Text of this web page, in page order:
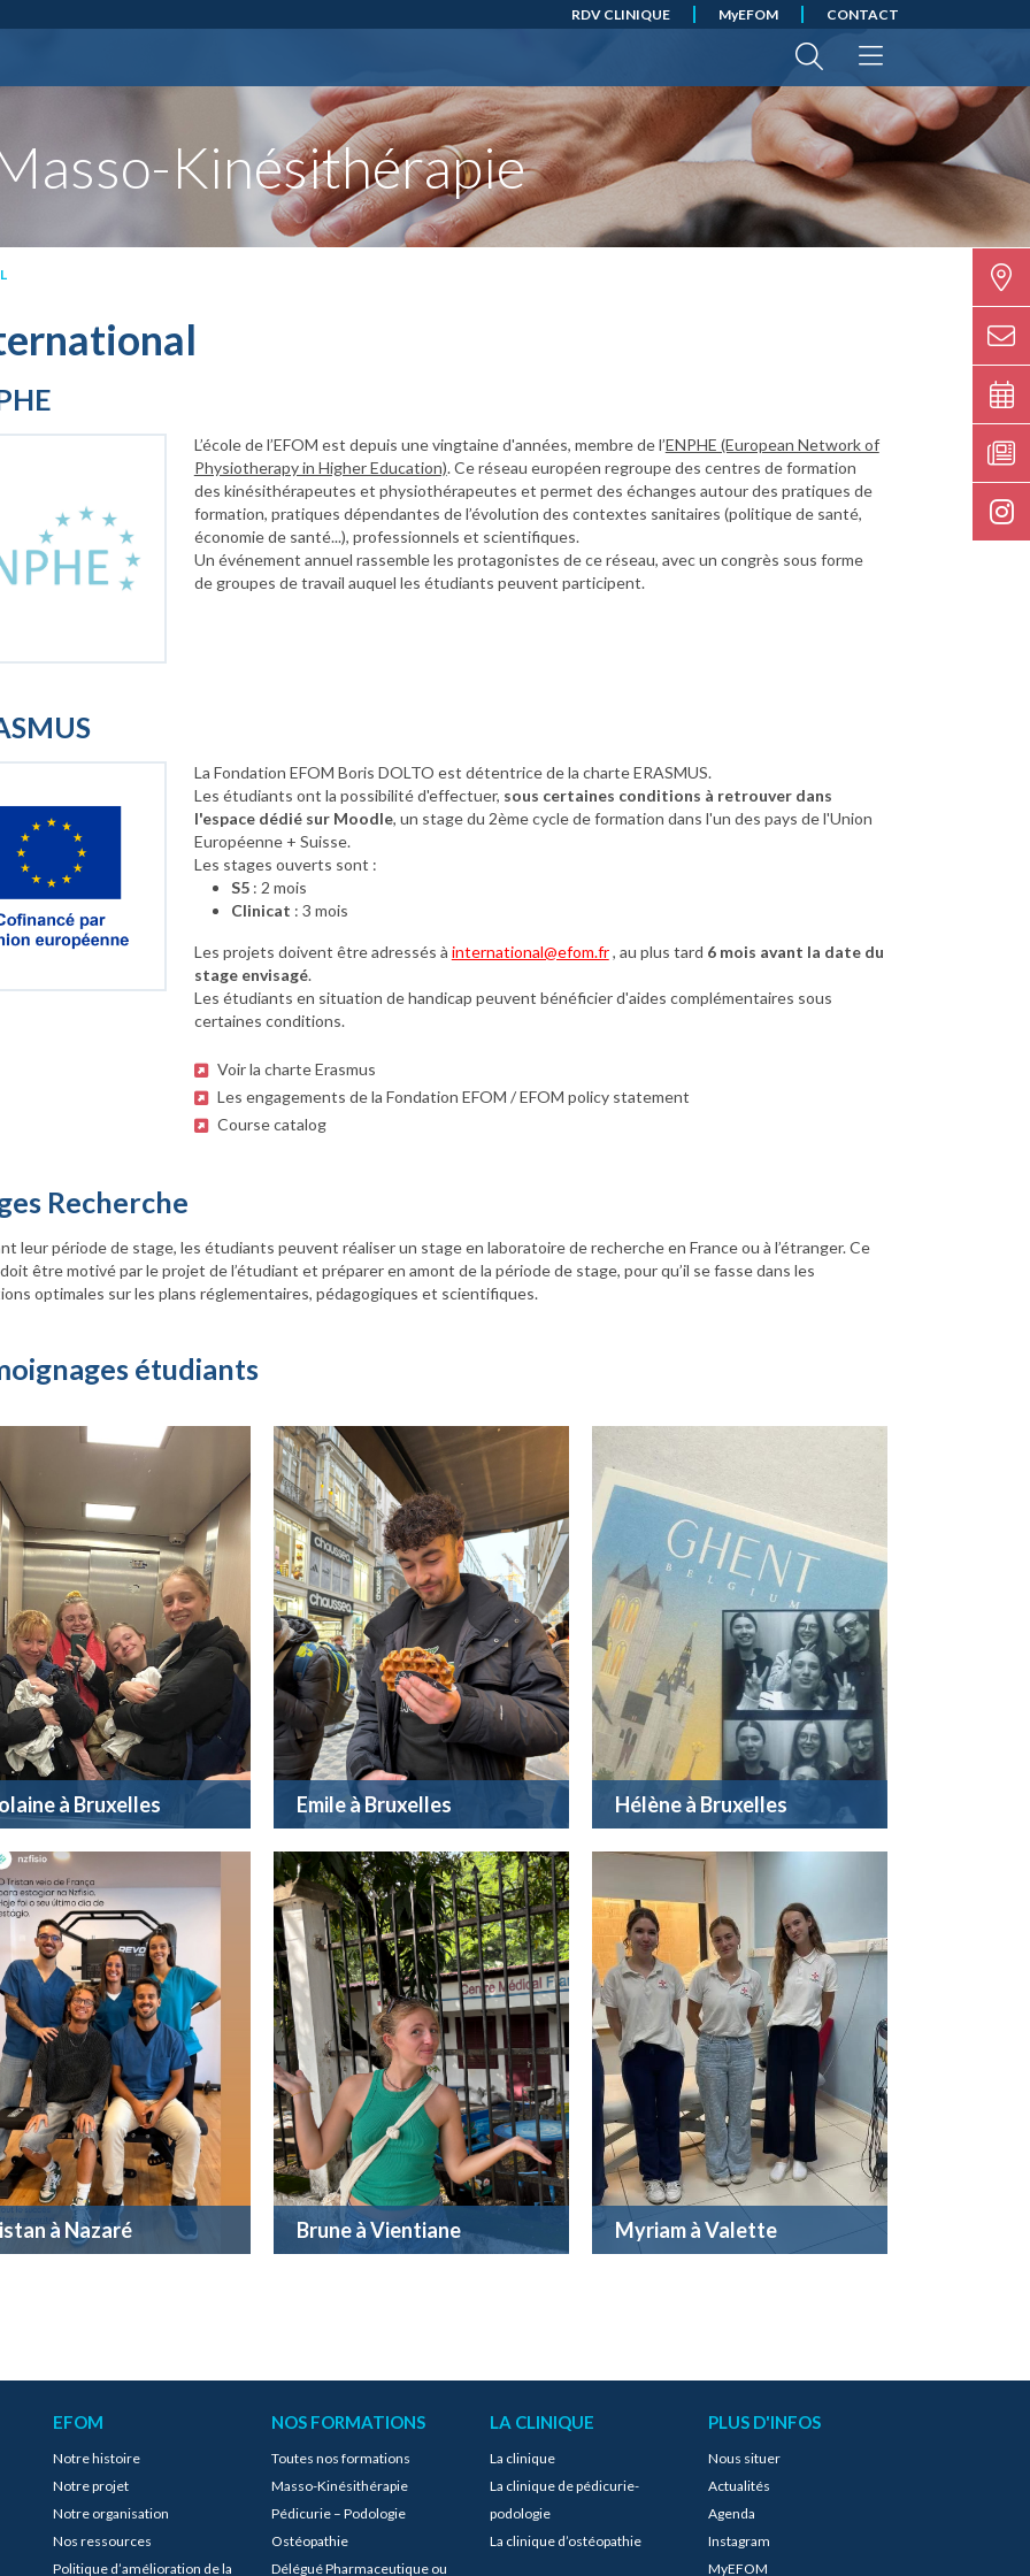
RDV CLINIQUE MyEFOM CONTACT
Kinésithérapie
L’école de l’EFOM est depuis une vingtaine d'années, membre de l’ENPHE (European Network of
Physiotherapy in Higher Education). Ce réseau européen regroupe des centres de formation
des kinésithérapeutes et physiothérapeutes et permet des échanges autour des pratiques de
formation, pratiques dépendantes de l’évolution des contextes sanitaires (politique de santé,
économie de santé...), professionnels et scientifiques.
Un événement annuel rassemble les protagonistes de ce réseau, avec un congrès sous forme
de groupes de travail auquel les étudiants peuvent participent.
La Fondation EFOM Boris DOLTO est détentrice de la charte ERASMUS.
Les étudiants ont la possibilité d'effectuer, sous certaines conditions à retrouver dans
l'espace dédié sur Moodle, un stage du 2ème cycle de formation dans l'un des pays de l'Union
Européenne + Suisse.
Les stages ouverts sont :
S5: 2 mois
Clinicat : 3 mois
Les projets doivent être adressés à international@efom.fr, au plus tard 6 mois avant la date du
stage envisagé.
Les étudiants en situation de handicap peuvent bénéficier d'aides complémentaires sous
certaines conditions.
Voir la charte Erasmus
Les engagements de la Fondation EFOM / EFOM policy statement
Course catalog
Recherche
leur période de stage, les étudiants peuvent réaliser un stage en laboratoire de recherche en France ou à l’étranger. Ce
être motivé par le projet de l’étudiant et préparer en amont de la période de stage, pour qu’il se fasse dans les
optimales sur les plans réglementaires, pédagogiques et scientifiques.
étudiants
à Bruxelles Emile à Bruxelles Hélène à Bruxelles
à Nazaré Brune à Vientiane Myriam à Valette
EFOM
Notre histoire
Notre projet
Notre organisation
Nos ressources
Politique d’amélioration de la
NOS FORMATIONS
Toutes nos formations
Masso-Kinésithérapie
Pédicurie – Podologie
Ostéopathie
Délégué Pharmaceutique ou
LA CLINIQUE
La clinique
La clinique de pédicurie-
podologie
La clinique d’ostéopathie
PLUS D'INFOS
Nous situer
Actualités
Agenda
Instagram
MyEFOM